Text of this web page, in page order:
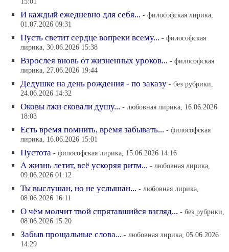
И каждый ежедневно для себя... - философская лирика,
01.07.2026 09:31
Пусть светит сердце вопреки всему... - философская
лирика, 30.06.2026 15:38
Взрослея вновь от жизненных уроков... - философская
лирика, 27.06.2026 19:44
Дедушке на день рождения - по заказу - без рубрики,
24.06.2026 14:32
Оковы лжи сковали душу... - любовная лирика, 16.06.2026
18:03
Есть время помнить, время забывать... - философская
лирика, 16.06.2026 15:01
Пустота - философская лирика, 15.06.2026 14:16
А жизнь летит, всё ускоряя ритм... - любовная лирика,
09.06.2026 01:12
Ты выслушан, но не услышан... - любовная лирика,
08.06.2026 16:11
О чём молчит твой спрятавшийся взгляд... - без рубрики,
08.06.2026 15:20
Забыв прощальные слова... - любовная лирика, 05.06.2026
14:29